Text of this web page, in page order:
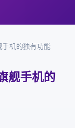
手机的独有功能
舰手机的